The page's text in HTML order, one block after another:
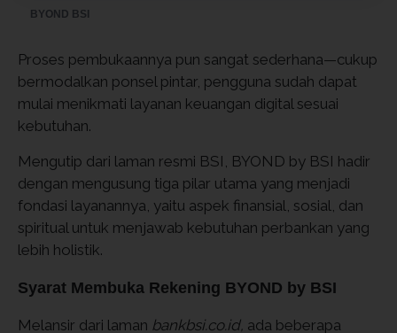
BYOND BSI
Proses pembukaannya pun sangat sederhana—cukup
bermodalkan ponsel pintar, pengguna sudah dapat
mulai menikmati layanan keuangan digital sesuai
kebutuhan.
Mengutip dari laman resmi BSI, BYOND by BSI hadir
dengan mengusung tiga pilar utama yang menjadi
fondasi layanannya, yaitu aspek finansial, sosial, dan
spiritual untuk menjawab kebutuhan perbankan yang
lebih holistik.
Syarat Membuka Rekening BYOND by BSI
Melansir dari laman bankbsi.co.id, ada beberapa